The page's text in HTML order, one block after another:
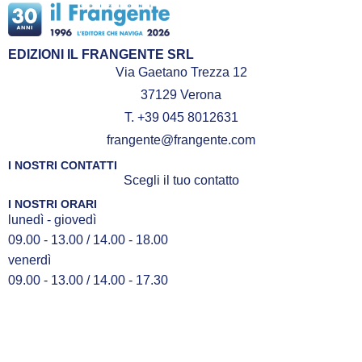
EDIZIONI IL FRANGENTE SRL
Via Gaetano Trezza 12
37129 Verona
T. +39 045 8012631
frangente@frangente.com
I NOSTRI CONTATTI
Scegli il tuo contatto
I NOSTRI ORARI
lunedì - giovedì
09.00 - 13.00 / 14.00 - 18.00
venerdì
09.00 - 13.00 / 14.00 - 17.30